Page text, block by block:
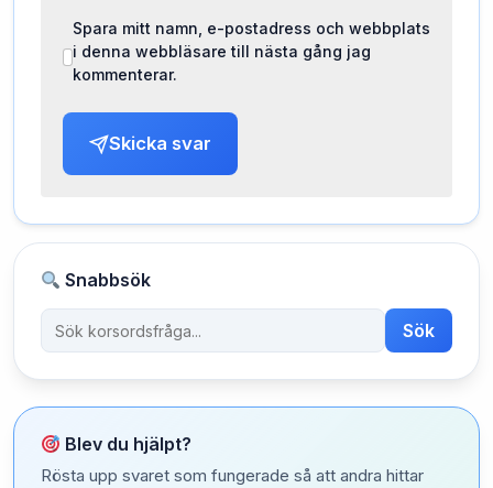
Spara mitt namn, e-postadress och webbplats
i denna webbläsare till nästa gång jag
kommenterar.
Skicka svar
Snabbsök
Sök
Blev du hjälpt?
Rösta upp svaret som fungerade så att andra hittar